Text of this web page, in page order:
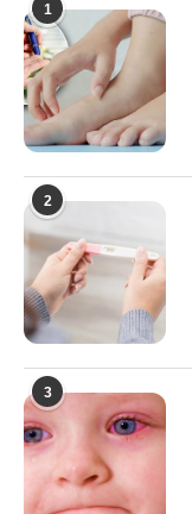
1
2
3